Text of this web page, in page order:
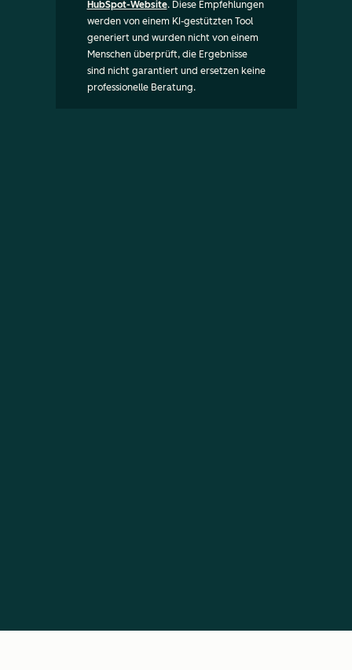
HubSpot-Website. Diese Empfehlungen
werden von einem KI-gestützten Tool
generiert und wurden nicht von einem
Menschen überprüft, die Ergebnisse
sind nicht garantiert und ersetzen keine
professionelle Beratung.